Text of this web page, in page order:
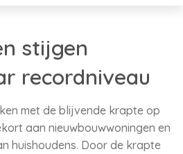
stijgen
recordniveau
met de blijvende krapte op
aan nieuwbouwwoningen en
huishoudens. Door de krapte